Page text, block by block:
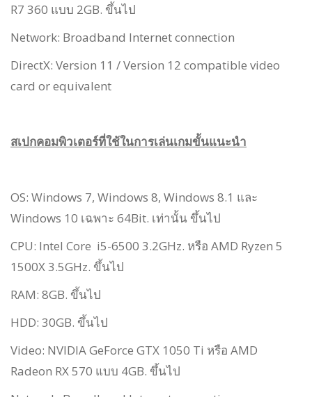
R7 360 แบบ 2GB. ขึ้นไป
Network: Broadband Internet connection
DirectX: Version 11 / Version 12 compatible video
card or equivalent
สเปกคอมพิวเตอร์ที่ใช้ในการเล่นเกมขั้นแนะนำ
OS: Windows 7, Windows 8, Windows 8.1 และ
Windows 10 เฉพาะ 64Bit. เท่านั้น ขึ้นไป
CPU: Intel Core i5-6500 3.2GHz. หรือ AMD Ryzen 5
1500X 3.5GHz. ขึ้นไป
RAM: 8GB. ขึ้นไป
HDD: 30GB. ขึ้นไป
Video: NVIDIA GeForce GTX 1050 Ti หรือ AMD
Radeon RX 570 แบบ 4GB. ขึ้นไป